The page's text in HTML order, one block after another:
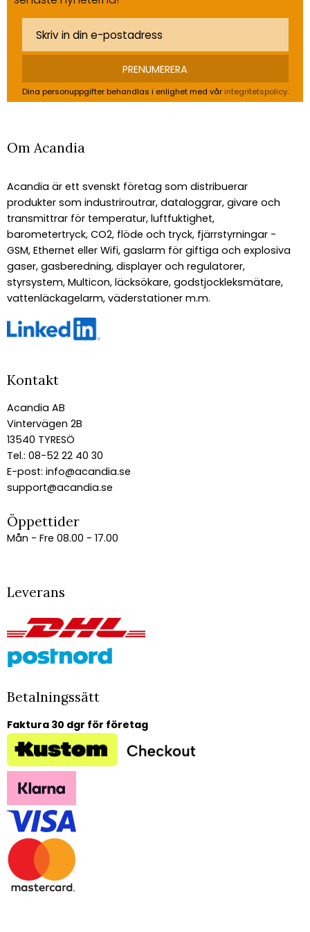
PRENUMERERA
Dina personuppgifter behandlas i enlighet med vår integritetspolicy.
Om Acandia
Acandia är ett svenskt företag som distribuerar
produkter som industriroutrar, dataloggrar, givare och
transmittrar för temperatur, luftfuktighet,
barometertryck, CO2, flöde och tryck, fjärrstyrningar -
GSM, Ethernet eller Wifi, gaslarm för giftiga och explosiva
gaser, gasberedning, displayer och regulatorer,
styrsystem, Multicon, läcksökare, godstjockleksmätare,
vattenläckagelarm, väderstationer m.m.
Kontakt
Acandia AB
Vintervägen 2B
13540 TYRESÖ
Tel.: 08-52 22 40 30
E-post: info@acandia.se
support@acandia.se
Öppettider
Mån - Fre 08.00 - 17.00
Leverans
Betalningssätt
Faktura 30 dgr för företag